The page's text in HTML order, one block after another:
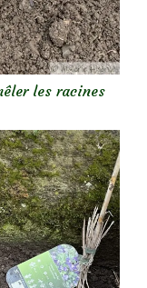
les racines